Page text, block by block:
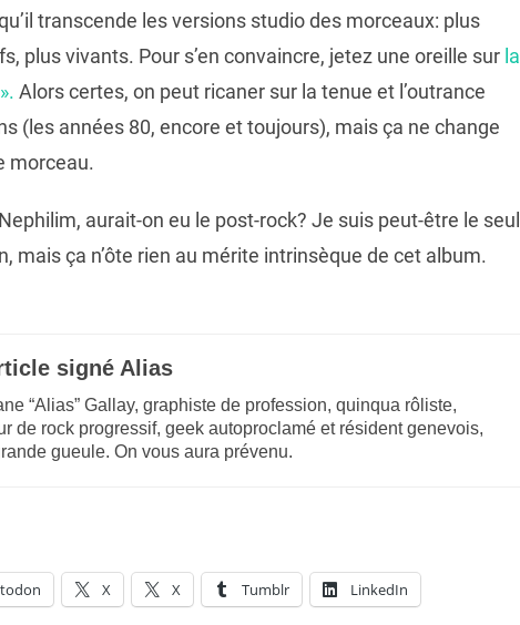
transcende les versions studio des morceaux: plus
plus vivants. Pour s’en convaincre, jetez une oreille sur la
Alors certes, on peut ricaner sur la tenue et l’outrance
(les années 80, encore et toujours), mais ça ne change
morceau.
aurait-on eu le post-rock? Je suis peut-être le seul
mais ça n’ôte rien au mérite intrinsèque de cet album.
signé Alias
“Alias” Gallay, graphiste de profession, quinqua rôliste,
de rock progressif, geek autoproclamé et résident genevois,
gueule. On vous aura prévenu.
X X Tumblr LinkedIn